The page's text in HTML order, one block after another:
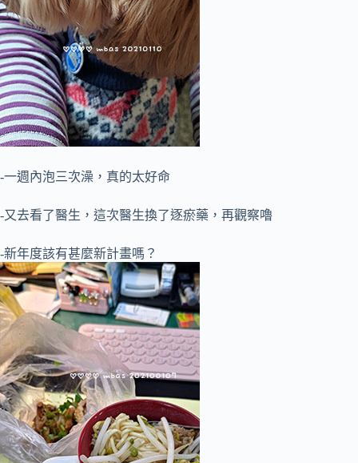
-一週內泡三次澡，真的太好命
-又去看了醫生，這次醫生換了逐瘀藥，再觀察嚕
-新年度該有甚麼新計畫嗎？